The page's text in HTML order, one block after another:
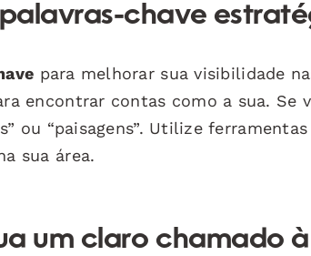
palavras-chave
para melhorar sua visibilidade
encontrar contas como a sua. Se
ou “paisagens”. Utilize
sua área.
um claro chamado